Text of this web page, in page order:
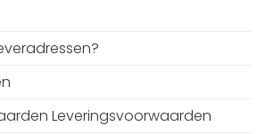
Leveringsvoorwaarden